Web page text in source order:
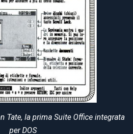
Tate, la prima Suite Office integrata
per DOS